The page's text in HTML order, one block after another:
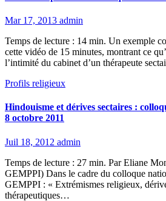
Mar 17, 2013 admin
Temps de lecture : 14 min. Un exemple
cette vidéo de 15 minutes, montrant ce
l’intimité du cabinet d’un thérapeute
Profils religieux
Hindouisme et dérives sectaires :
8 octobre 2011
Juil 18, 2012 admin
Temps de lecture : 27 min. Par Eliane
GEMPPI) Dans le cadre du colloque
GEMPPI : « Extrémismes religieux,
thérapeutiques…